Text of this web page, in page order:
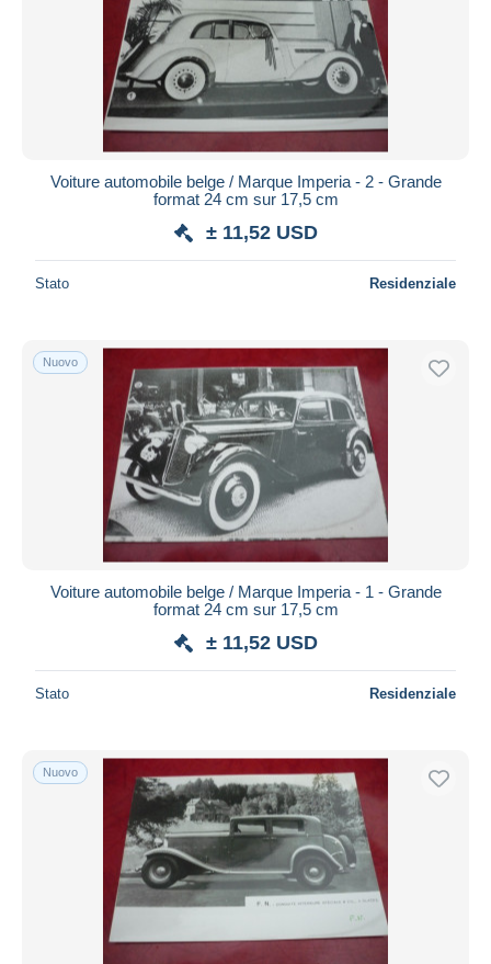
Voiture automobile belge / Marque Imperia - 2 - Grande
format 24 cm sur 17,5 cm
± 11,52 USD
Stato Residenziale
Nuovo
Voiture automobile belge / Marque Imperia - 1 - Grande
format 24 cm sur 17,5 cm
± 11,52 USD
Stato Residenziale
Nuovo